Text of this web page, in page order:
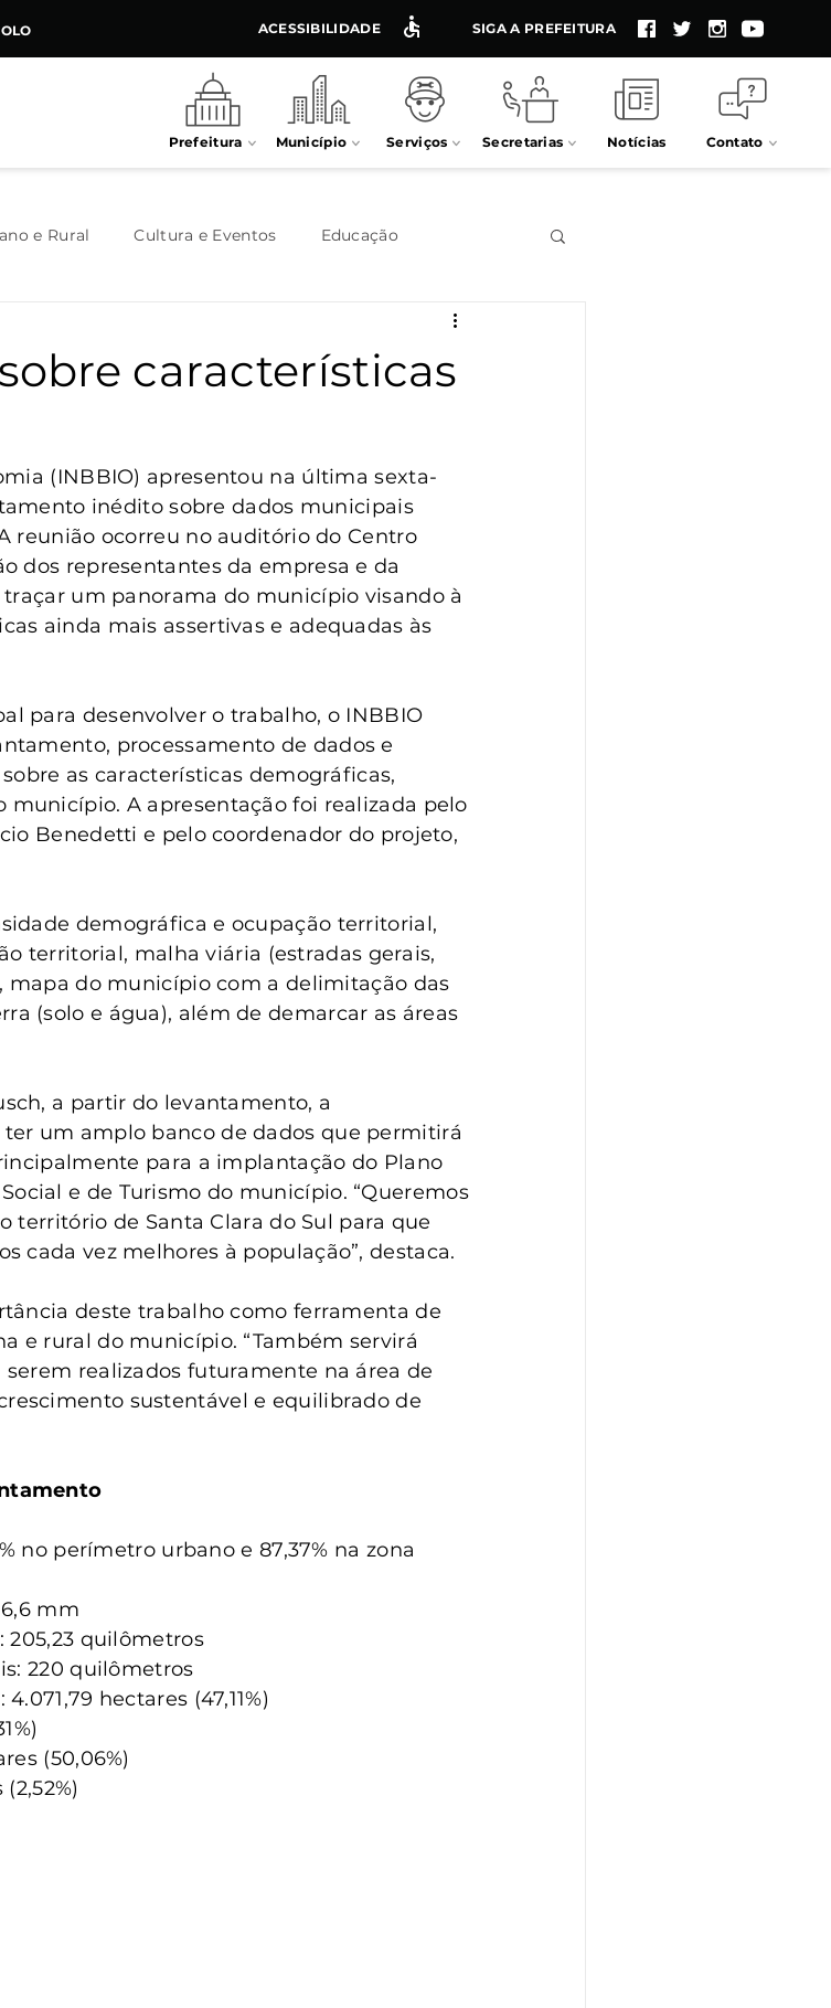
ACESSIBILIDADE SIGA A PREFEITURA
Prefeitura Município Serviços Secretarias Notícias Contato
e Rural Cultura e Eventos Educação
Conselho Tutelar
características
(INBBIO) apresentou na última sexta-
inédito sobre dados municipais
reunião ocorreu no auditório do Centro
dos representantes da empresa e da
um panorama do município visando à
ainda mais assertivas e adequadas às
para desenvolver o trabalho, o INBBIO
processamento de dados e
as características demográficas,
município. A apresentação foi realizada pelo
Benedetti e pelo coordenador do projeto,
demográfica e ocupação territorial,
territorial, malha viária (estradas gerais,
mapa do município com a delimitação das
(solo e água), além de demarcar as áreas
a partir do levantamento, a
um amplo banco de dados que permitirá
para a implantação do Plano
e de Turismo do município. “Queremos
território de Santa Clara do Sul para que
cada vez melhores à população”, destaca.
deste trabalho como ferramenta de
e rural do município. “Também servirá
realizados futuramente na área de
sustentável e equilibrado de
no perímetro urbano e 87,37% na zona
mm
205,23 quilômetros
220 quilômetros
hectares (47,11%)
(50,06%)